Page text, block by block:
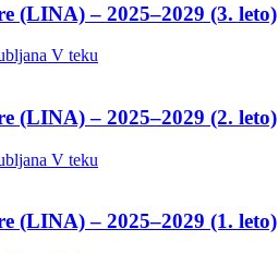
(LINA) – 2025–2029 (3. leto)
V teku
(LINA) – 2025–2029 (2. leto)
V teku
(LINA) – 2025–2029 (1. leto)